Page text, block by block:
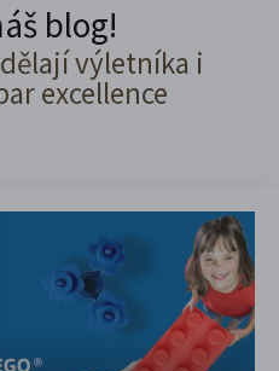
blog!
výletníka i
excellence